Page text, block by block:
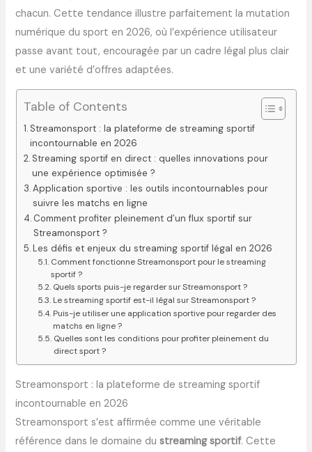
chacun. Cette tendance illustre parfaitement la mutation
numérique du sport en 2026, où l’expérience utilisateur
passe avant tout, encouragée par un cadre légal plus clair
et une variété d’offres adaptées.
Table of Contents
Streamonsport : la plateforme de streaming sportif
incontournable en 2026
Streaming sportif en direct : quelles innovations pour
une expérience optimisée ?
Application sportive : les outils incontournables pour
suivre les matchs en ligne
Comment profiter pleinement d’un flux sportif sur
Streamonsport ?
Les défis et enjeux du streaming sportif légal en 2026
Comment fonctionne Streamonsport pour le streaming
sportif ?
Quels sports puis-je regarder sur Streamonsport ?
Le streaming sportif est-il légal sur Streamonsport ?
Puis-je utiliser une application sportive pour regarder des
matchs en ligne ?
Quelles sont les conditions pour profiter pleinement du
direct sport ?
Streamonsport : la plateforme de streaming sportif
incontournable en 2026
Streamonsport s’est affirmée comme une véritable
référence dans le domaine dustreaming sportif. Cette